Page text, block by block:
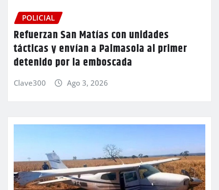
POLICIAL
Refuerzan San Matías con unidades
tácticas y envían a Palmasola al primer
detenido por la emboscada
Clave300 Ago 3, 2026